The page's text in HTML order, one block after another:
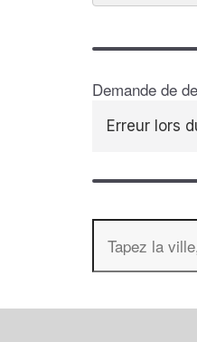
Demande de
Erreur lors